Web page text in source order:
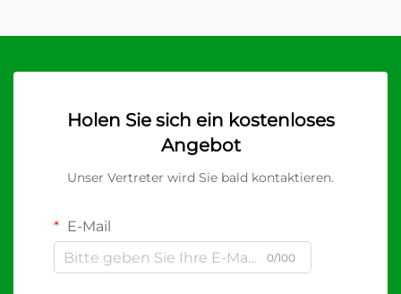
Holen Sie sich ein kostenloses
Angebot
Unser Vertreter wird Sie bald kontaktieren.
E-Mail
0/100